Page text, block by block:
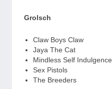
Grolsch
Claw Boys Claw
Jaya The Cat
Mindless Self Indulgence
Sex Pistols
The Breeders